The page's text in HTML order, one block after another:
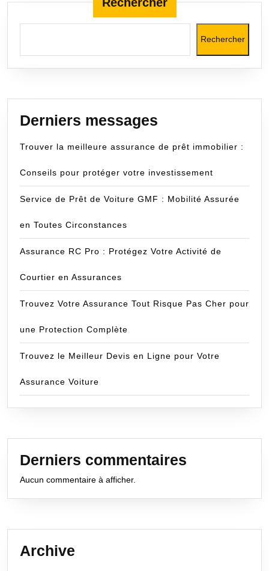
Rechercher
Derniers messages
Trouver la meilleure assurance de prêt immobilier :
Conseils pour protéger votre investissement
Service de Prêt de Voiture GMF : Mobilité Assurée
en Toutes Circonstances
Assurance RC Pro : Protégez Votre Activité de
Courtier en Assurances
Trouvez Votre Assurance Tout Risque Pas Cher pour
une Protection Complète
Trouvez le Meilleur Devis en Ligne pour Votre
Assurance Voiture
Derniers commentaires
Aucun commentaire à afficher.
Archive